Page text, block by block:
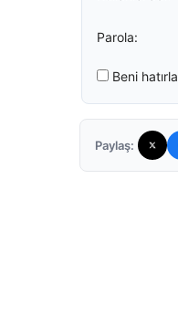
Parola:
Beni hatırla
Paylaş: